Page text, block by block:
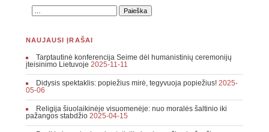
NAUJAUSI ĮRAŠAI
Tarptautinė konferencija Seime dėl humanistinių ceremonijų
įteisinimo Lietuvoje 2025-11-11
Didysis spektaklis: popiežius mirė, tegyvuoja popiežius! 2025-
05-06
Religija šiuolaikinėje visuomenėje: nuo moralės šaltinio iki
pažangos stabdžio 2025-04-15